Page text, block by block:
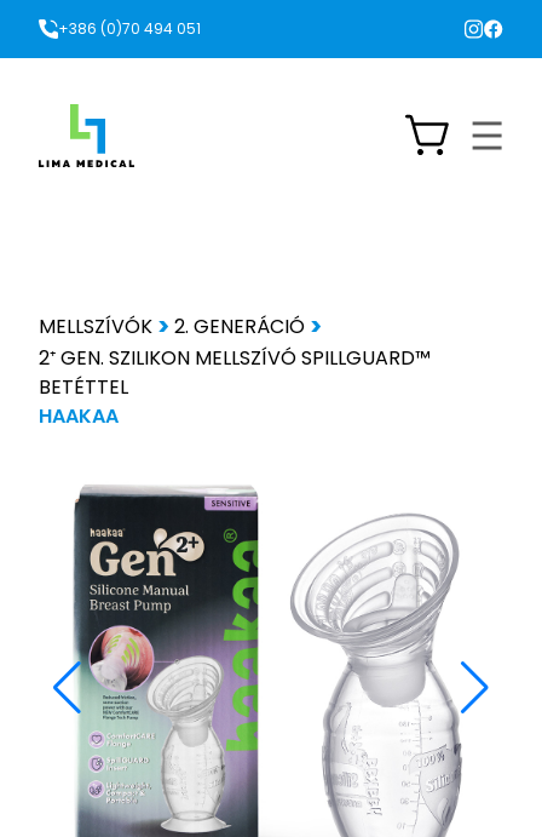
+386 (0)70 494 051
MELLSZÍVÓK
2. GENERÁCIÓ
2⁺ GEN. SZILIKON MELLSZÍVÓ SPILLGUARD™
BETÉTTEL
HAAKAA